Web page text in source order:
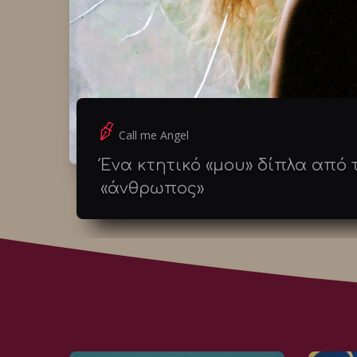
Call me Angel
Ένα κτητικό «μου» δίπλα από
«άνθρωπος»